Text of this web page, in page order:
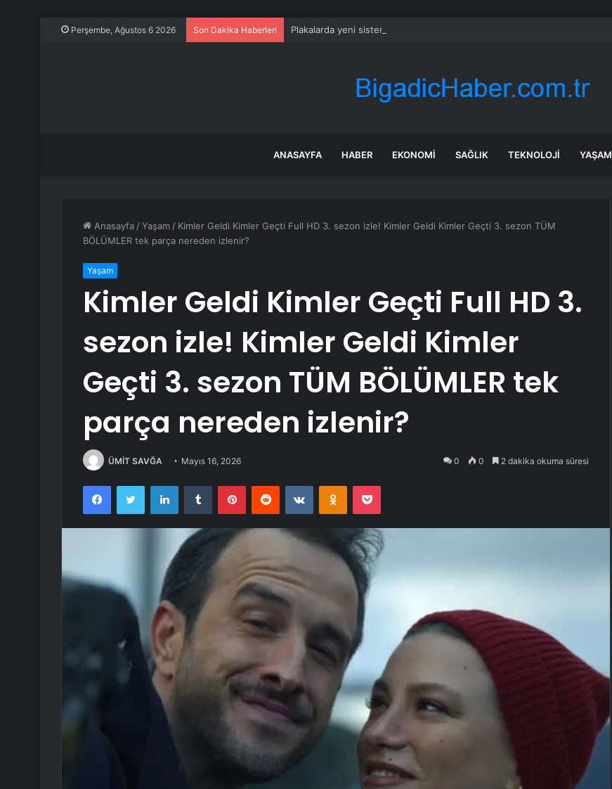
Perşembe, Ağustos 6 2026 Son Dakika Haberleri Plakalarda yeni sistem: Büyük değişiklik kapıda
ANASAYFA HABER EKONOMI SAĞLIK TEKNOLOJI YAŞAM
Anasayfa /Yaşam / Kimler Geldi Kimler Geçti Full HD 3. sezon izle! Kimler Geldi Kimler Geçti 3. sezon TÜM
BÖLÜMLER tek parça nereden izlenir?
Yaşam
Kimler Geldi Kimler Geçti Full HD 3.
sezon izle! Kimler Geldi Kimler
Geçti 3. sezon TÜM BÖLÜMLER tek
parça nereden izlenir?
ÜMİT SAVĞA Mayıs 16, 2026 0 0 2 dakika okuma süresi
FacebookTwitter LinkedInTumblr PinterestReddit VKontakteOdnoklassniki
Pocket